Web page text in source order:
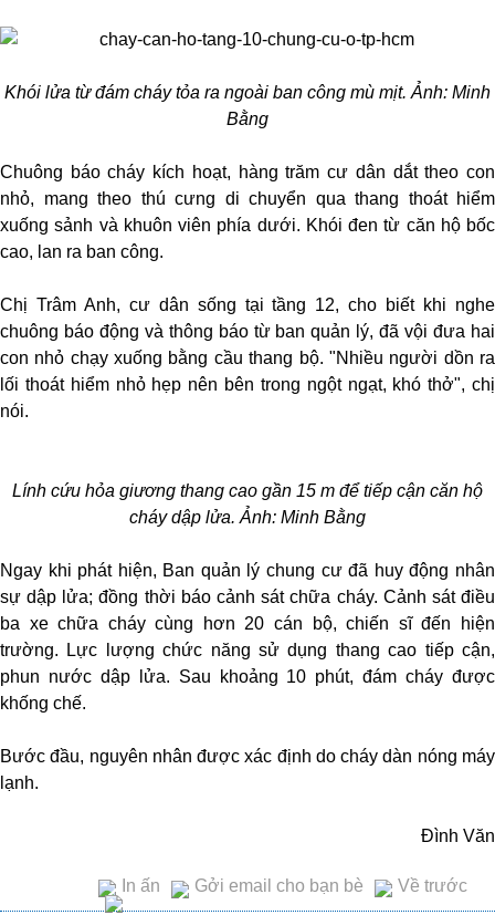
Khói lửa từ đám cháy tỏa ra ngoài ban công mù mịt. Ảnh: Minh
Bằng
Chuông báo cháy kích hoạt, hàng trăm cư dân dắt theo con
nhỏ, mang theo thú cưng di chuyển qua thang thoát hiểm
xuống sảnh và khuôn viên phía dưới. Khói đen từ căn hộ bốc
cao, lan ra ban công.
Chị Trâm Anh, cư dân sống tại tầng 12, cho biết khi nghe
chuông báo động và thông báo từ ban quản lý, đã vội đưa hai
con nhỏ chạy xuống bằng cầu thang bộ. "Nhiều người dồn ra
lối thoát hiểm nhỏ hẹp nên bên trong ngột ngạt, khó thở", chị
nói.
Lính cứu hỏa giương thang cao gần 15 m để tiếp cận căn hộ
cháy dập lửa. Ảnh: Minh Bằng
Ngay khi phát hiện, Ban quản lý chung cư đã huy động nhân
sự dập lửa; đồng thời báo cảnh sát chữa cháy. Cảnh sát điều
ba xe chữa cháy cùng hơn 20 cán bộ, chiến sĩ đến hiện
trường. Lực lượng chức năng sử dụng thang cao tiếp cận,
phun nước dập lửa. Sau khoảng 10 phút, đám cháy được
khống chế.
Bước đầu, nguyên nhân được xác định do cháy dàn nóng máy
lạnh.
Đình Văn
Về trước
Gởi email cho bạn bè
In ấn